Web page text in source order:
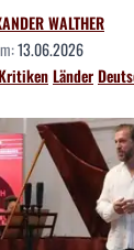
WALTHER
13.06.2026
Länder